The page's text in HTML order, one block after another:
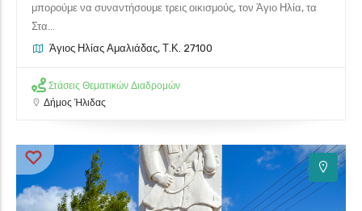
μπορούμε να συναντήσουμε τρεις οικισμούς, τον Άγιο Ηλία, τα
Στα...
Άγιος Ηλίας Αμαλιάδας, Τ.Κ. 27100
Στάσεις Θεματικών Διαδρομών
Δήμος Ήλιδας